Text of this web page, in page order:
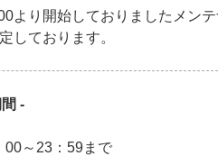
より開始しておりましたメン
しております。
-
00～23：59まで